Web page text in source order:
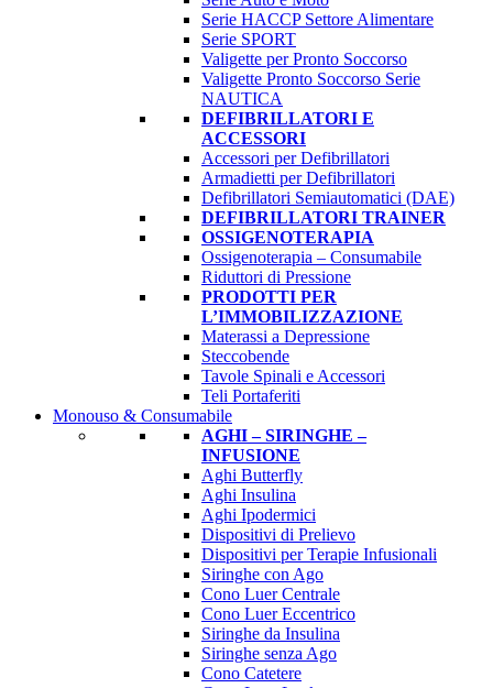
Serie HACCP Settore Alimentare
Serie SPORT
Valigette per Pronto Soccorso
Valigette Pronto Soccorso Serie
NAUTICA
DEFIBRILLATORI E
ACCESSORI
Accessori per Defibrillatori
Armadietti per Defibrillatori
Defibrillatori Semiautomatici (DAE)
DEFIBRILLATORI TRAINER
OSSIGENOTERAPIA
Ossigenoterapia – Consumabile
Riduttori di Pressione
PRODOTTI PER
L’IMMOBILIZZAZIONE
Materassi a Depressione
Steccobende
Tavole Spinali e Accessori
Teli Portaferiti
Monouso & Consumabile
AGHI – SIRINGHE –
INFUSIONE
Aghi Butterfly
Aghi Insulina
Aghi Ipodermici
Dispositivi di Prelievo
Dispositivi per Terapie Infusionali
Siringhe con Ago
Cono Luer Centrale
Cono Luer Eccentrico
Siringhe da Insulina
Siringhe senza Ago
Cono Catetere